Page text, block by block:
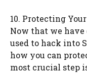
10. Protecting
Now that we
used to hack into
how you can
most crucial step